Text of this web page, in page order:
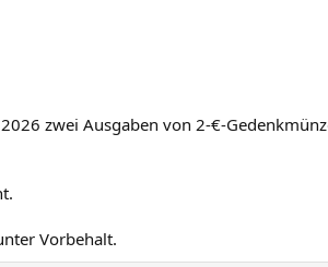
zwei Ausgaben von 2-€-
Vorbehalt.